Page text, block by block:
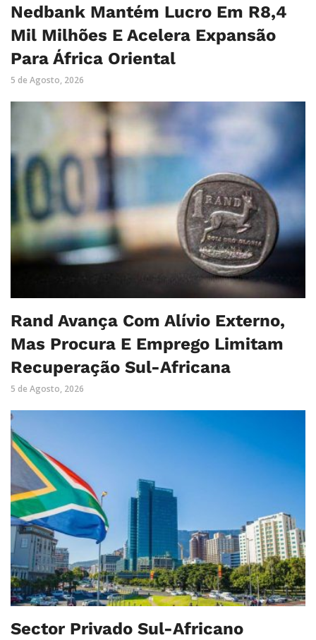
Nedbank Mantém Lucro Em R8,4
Mil Milhões E Acelera Expansão
Para África Oriental
5 de Agosto, 2026
Rand Avança Com Alívio Externo,
Mas Procura E Emprego Limitam
Recuperação Sul-Africana
5 de Agosto, 2026
Sector Privado Sul-Africano